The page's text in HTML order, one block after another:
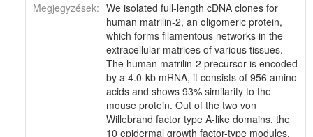
Megjegyzések: We isolated full-length cDNA clones for
human matrilin-2, an oligomeric protein,
which forms filamentous networks in the
extracellular matrices of various tissues.
The human matrilin-2 precursor is encoded
by a 4.0-kb mRNA, it consists of 956 amino
acids and shows 93% similarity to the
mouse protein. Out of the two von
Willebrand factor type A-like domains, the
10 epidermal growth factor-type modules,